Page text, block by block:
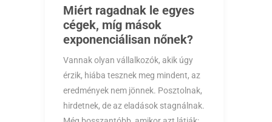
Miért ragadnak le egyes
cégek, míg mások
exponenciálisan nőnek?
Vannak olyan vállalkozók, akik úgy
érzik, hiába tesznek meg mindent, az
eredmények nem jönnek. Posztolnak,
hirdetnek, de az eladások stagnálnak.